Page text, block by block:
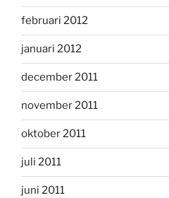
februari 2012
januari 2012
december 2011
november 2011
oktober 2011
juli 2011
juni 2011